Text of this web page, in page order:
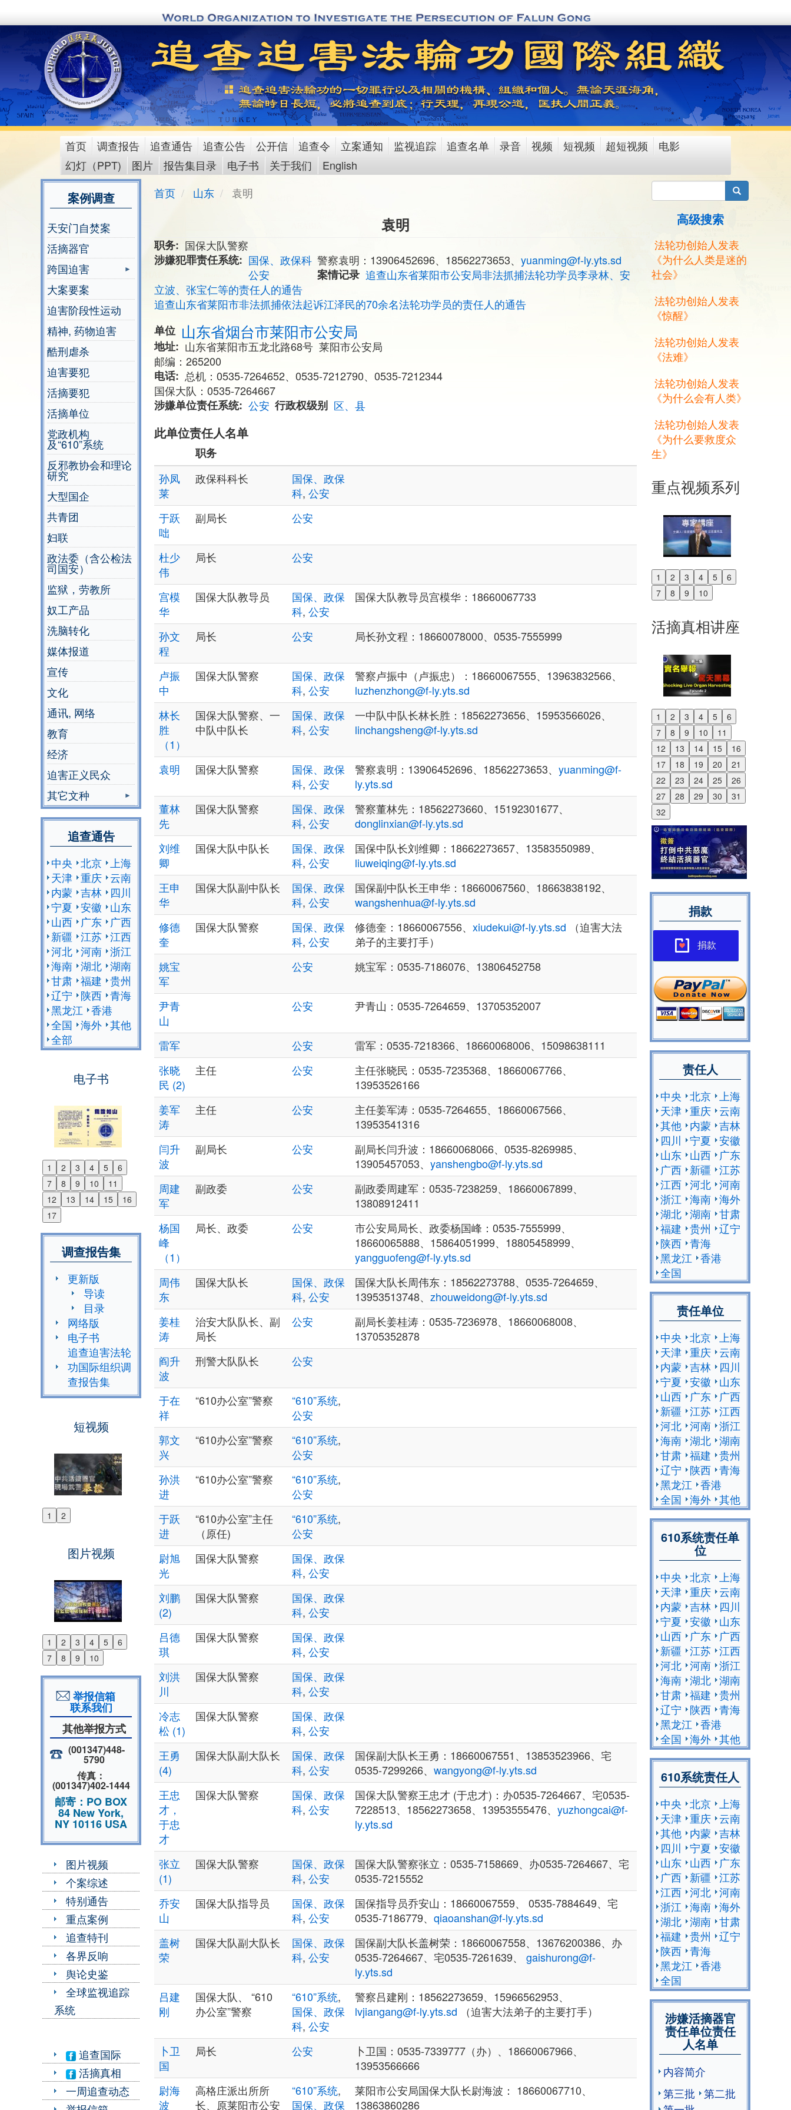
to
content
main
menu
首页 调查报告 追查通告 追查公告 公开信 追查令 立案通知 监视追踪 追查名单 录音 视频 短视频 超短视频
电影
幻灯（PPT)
图片 报告集目录 电子书 关于我们 English
案例调查
天安门自焚案
活摘器官
跨国迫害
大案要案
迫害阶段性运动
精神, 药物迫害
酷刑虐杀
迫害要犯
活摘要犯
活摘单位
党政机构
及“610”系统
反邪教协会和理论
研究
大型国企
共青团
妇联
政法委（含公检法
司国安）
监狱，劳教所
奴工产品
洗脑转化
媒体报道
宣传
文化
通讯, 网络
教育
经济
迫害正义民众
其它文种
追查通告
中央 北京 上海
天津 重庆 云南
内蒙 吉林
四川
宁夏 安徽
山东
山西
广东
广西
新疆 江苏 江西
河北 河南 浙江
海南 湖北 湖南
甘肃 福建 贵州
辽宁
陕西 青海
黑龙江 香港
全国 海外 其他
全部
电子书
1 2 3 4 5
6
7
8 9 10
11
12
13 14 15
16
17
Previous
Next
调查报告集
更新版
导读
目录
网络版
电子书
追查迫害法轮
功国际组织调
查报告集
短视频
1 2
Previous
图片视频
1 2 3 4 5
6
7
8 9 10
Previous
Next
举报信箱
联系我们
其他举报方式
(001347)448-
5790
传真：
(001347)402-1444
邮寄：PO BOX
84 New York,
NY 10116 USA
图片视频
个案综述
特别通告
重点案例
追查特刊
各界反响
舆论史鉴
全球监视追踪
系统
追查国际
活摘真相
一周追查动态
首页 山东 袁明
袁明
职务
国保大队警察
涉嫌犯罪责任系统
国保、政保科
公安
警察袁明：13906452696、18562273653、 yuanming@f-ly.yts.sd
案情记录 追查山东省莱阳市公安局非法抓捕法轮功学员李录林、安
立波、张宝仁等的责任人的通告
追查山东省莱阳市非法抓捕依法起诉江泽民的70余名法轮功学员的责任人的通告
单位 山东省烟台市莱阳市公安局
地址
山东省莱阳市五龙北路68号 莱阳市公安局
邮编：265200
电话
总机：0535-7264652、0535-7212790、0535-7212344
国保大队：0535-7264667
涉嫌单位责任系统
公安 行政权级别 区、县
此单位责任人名单
职务
孙凤
莱
政保科科长
国保、政保
科, 公安
于跃
咄
副局长 公安
杜少
伟
局长 公安
宫模
华
国保大队教导员
国保、政保
科, 公安
国保大队教导员宫模华：18660067733
孙文
程
局长 公安 局长孙文程：18660078000、0535-7555999
卢振
中
国保大队警察
国保、政保
科, 公安
警察卢振中（卢振忠）：18660067555、13963832566、
luzhenzhong@f-ly.yts.sd
林长
胜
（1）
国保大队警察、一
中队中队长
国保、政保
科, 公安
一中队中队长林长胜：18562273656、15953566026、
linchangsheng@f-ly.yts.sd
袁明 国保大队警察
国保、政保
科, 公安
警察袁明：13906452696、18562273653、 yuanming@f-
ly.yts.sd
董林
先
国保大队警察
国保、政保
科, 公安
警察董林先：18562273660、15192301677、
donglinxian@f-ly.yts.sd
刘维
卿
国保大队中队长
国保、政保
科, 公安
国保中队长刘维卿：18662273657、13583550989、
liuweiqing@f-ly.yts.sd
王申
华
国保大队副中队长
国保、政保
科, 公安
国保副中队长王申华：18660067560、18663838192、
wangshenhua@f-ly.yts.sd
修德
奎
国保大队警察
国保、政保
科, 公安
修德奎：18660067556、 xiudekui@f-ly.yts.sd （迫害大法
弟子的主要打手）
姚宝
军
公安 姚宝军：0535-7186076、13806452758
尹青
山
公安 尹青山：0535-7264659、13705352007
雷军 公安
雷军：0535-7218366、18660068006、15098638111
张晓
民 (2)
主任 公安
主任张晓民：0535-7235368、18660067766、
13953526166
姜军
涛
主任 公安
主任姜军涛：0535-7264655、18660067566、
13953541316
闫升
波
副局长 公安
副局长闫升波：18660068066、0535-8269985、
13905457053、 yanshengbo@f-ly.yts.sd
周建
军
副政委 公安
副政委周建军：0535-7238259、18660067899、
13808912411
杨国
峰
（1）
局长、政委 公安
市公安局局长、政委杨国峰：0535-7555999、
18660065888、15864051999、18805458999、
yangguofeng@f-ly.yts.sd
周伟
东
国保大队长
国保、政保
科, 公安
国保大队长周伟东：18562273788、0535-7264659、
13953513748、 zhouweidong@f-ly.yts.sd
姜桂
涛
治安大队队长、副
局长
公安
副局长姜桂涛：0535-7236978、18660068008、
13705352878
阎升
波
刑警大队队长 公安
于在
祥
“610办公室”警察 “610”系统,
公安
郭文
兴
“610办公室”警察 “610”系统,
公安
孙洪
进
“610办公室”警察 “610”系统,
公安
于跃
进
“610办公室”主任
（原任)
“610”系统,
公安
尉旭
光
国保大队警察
国保、政保
科, 公安
刘鹏
(2)
国保大队警察
国保、政保
科, 公安
吕德
琪
国保大队警察
国保、政保
科, 公安
刘洪
川
国保大队警察
国保、政保
科, 公安
冷志
松 (1)
国保大队警察
国保、政保
科, 公安
王勇
(4)
国保大队副大队长
国保、政保
科, 公安
国保副大队长王勇：18660067551、13853523966、宅
0535-7299266、 wangyong@f-ly.yts.sd
王忠
才，
于忠
才
国保大队警察
国保、政保
科, 公安
国保大队警察王忠才 (于忠才)：办0535-7264667、宅0535-
7228513、18562273658、13953555476、 yuzhongcai@f-
ly.yts.sd
张立
(1)
国保大队警察
国保、政保
科, 公安
国保大队警察张立：0535-7158669、办0535-7264667、宅
0535-7215552
乔安
山
国保大队指导员
国保、政保
科, 公安
国保指导员乔安山：18660067559、 0535-7884649、宅
0535-7186779、 qiaoanshan@f-ly.yts.sd
盖树
荣
国保大队副大队长
国保、政保
科, 公安
国保副大队长盖树荣：18660067558、13676200386、办
0535-7264667、宅0535-7261639、 gaishurong@f-
ly.yts.sd
吕建
刚
国保大队、 “610
办公室”警察
“610”系统,
国保、政保
科, 公安
警察吕建刚：18562273659、15966562953、
lvjiangang@f-ly.yts.sd （迫害大法弟子的主要打手）
卜卫
国
局长 公安
卜卫国：0535-7339777（办）、18660067966、
13953566666
尉海
波
高格庄派出所所
长、原莱阳市公安
“610”系统,
国保、政保
莱阳市公安局国保大队长尉海波： 18660067710、
13863860286
搜索
高级搜索
法轮功创始人发表
《为什么人类是迷的
社会》
法轮功创始人发表
《惊醒》
法轮功创始人发表
《法难》
法轮功创始人发表
《为什么会有人类》
法轮功创始人发表
《为什么要救度众
生》
重点视频系列
1 2 3 4 5
6
7
8 9 10
Previous
Next
活摘真相讲座
1 2 3 4 5
6
7
8 9 10
11
12
13 14 15
16
17
18 19 20
21
22
23 24 25
26
27
28 29 30
31
32
Previous
Next
捐款
捐款
责任人
中央 北京
上海
天津 重庆 云南
其他 内蒙 吉林
四川
宁夏 安徽
山东 山西
广东
广西 新疆 江苏
江西 河北 河南
浙江 海南 海外
湖北 湖南 甘肃
福建 贵州
辽宁
陕西 青海
黑龙江 香港
全国
责任单位
中央 北京
上海
天津 重庆 云南
内蒙 吉林
四川
宁夏 安徽
山东
山西
广东
广西
新疆 江苏 江西
河北 河南 浙江
海南 湖北 湖南
甘肃 福建 贵州
辽宁
陕西 青海
黑龙江 香港
全国 海外 其他
610系统责任单
位
中央 北京
上海
天津 重庆 云南
内蒙 吉林
四川
宁夏 安徽
山东
山西
广东
广西
新疆 江苏 江西
河北 河南 浙江
海南 湖北 湖南
甘肃 福建 贵州
辽宁
陕西 青海
黑龙江 香港
全国 海外 其他
610系统责任人
中央 北京
上海
天津 重庆 云南
其他 内蒙 吉林
四川
宁夏 安徽
山东 山西
广东
广西 新疆 江苏
江西 河北 河南
浙江 海南 海外
湖北 湖南 甘肃
福建 贵州
辽宁
陕西 青海
黑龙江 香港
全国
涉嫌活摘器官
责任单位责任
人名单
内容简介
第三批
第二批